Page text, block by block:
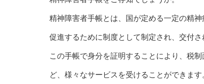
精神障害者手帳とは、国が定める一定の精
促進するために制度として制定され、交付さ
この手帳で身分を証明することにより、税
ど、様々なサービスを受けることができます